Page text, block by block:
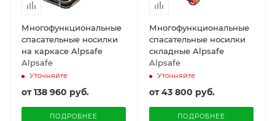
Многофункциональные
спасательные носилки
на каркасе Alpsafe
Alpsafe
Уточняйте
от138 960 руб.
ПОДРОБНЕЕ
Многофункциональные
спасательные носилки
складные Alpsafe
Alpsafe
Уточняйте
от43 800 руб.
ПОДРОБНЕЕ